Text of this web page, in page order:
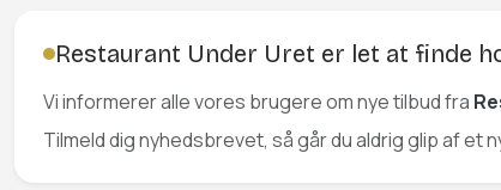
Restaurant Under Uret er let at finde
Vi informerer alle vores brugere om nye tilbud fra
Tilmeld dig nyhedsbrevet, så går du aldrig glip af et